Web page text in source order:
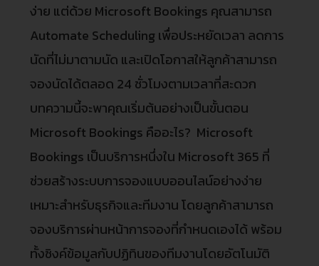
ง่าย แต่ด้วย Microsoft Bookings คุณสามารถ
Automate Scheduling เพื่อประหยัดเวลา ลดการ
นัดที่ไม่มาตามนัด และเปิดโอกาสให้ลูกค้าสามารถ
จองนัดได้ตลอด 24 ชั่วโมงตามเวลาที่สะดวก
บทความนี้จะพาคุณเริ่มต้นอย่างเป็นขั้นตอน
Microsoft Bookings คืออะไร? Microsoft
Bookings เป็นบริการหนึ่งใน Microsoft 365 ที่
ช่วยสร้างระบบการจองแบบออนไลน์อย่างง่าย
เหมาะสำหรับธุรกิจและทีมงาน โดยลูกค้าสามารถ
จองบริการผ่านหน้าการจองที่กำหนดเองได้ พร้อม
ทั้งซิงค์ข้อมูลกับปฏิทินของทีมงานโดยอัตโนมัติ